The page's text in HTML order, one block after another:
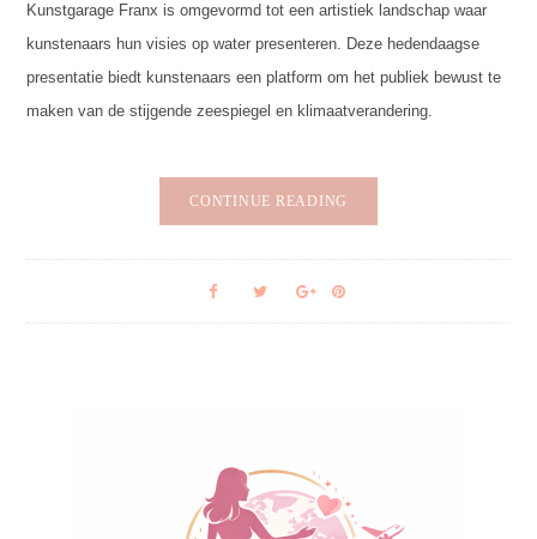
Kunstgarage Franx is omgevormd tot een artistiek landschap waar
kunstenaars hun visies op water presenteren. Deze hedendaagse
presentatie biedt kunstenaars een platform om het publiek bewust te
maken van de stijgende zeespiegel en klimaatverandering.
CONTINUE READING